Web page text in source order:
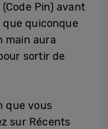
Pin) avant
que quiconque
main aura
sortir de
que vous
sur Récents